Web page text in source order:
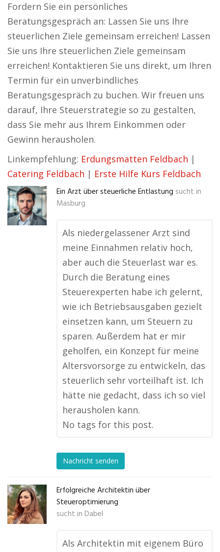
Fordern Sie ein persönliches
Beratungsgespräch an: Lassen Sie uns Ihre
steuerlichen Ziele gemeinsam erreichen! Lassen
Sie uns Ihre steuerlichen Ziele gemeinsam
erreichen! Kontaktieren Sie uns direkt, um Ihren
Termin für ein unverbindliches
Beratungsgespräch zu buchen. Wir freuen uns
darauf, Ihre Steuerstrategie so zu gestalten,
dass Sie mehr aus Ihrem Einkommen oder
Gewinn herausholen.
Linkempfehlung: Erdungsmatten Feldbach |
Catering Feldbach | Erste Hilfe Kurs Feldbach
Ein Arzt über steuerliche Entlastung sucht in
Masburg
Als niedergelassener Arzt sind
meine Einnahmen relativ hoch,
aber auch die Steuerlast war es.
Durch die Beratung eines
Steuerexperten habe ich gelernt,
wie ich Betriebsausgaben gezielt
einsetzen kann, um Steuern zu
sparen. Außerdem hat er mir
geholfen, ein Konzept für meine
Altersvorsorge zu entwickeln, das
steuerlich sehr vorteilhaft ist. Ich
hätte nie gedacht, dass ich so viel
herausholen kann.
No tags for this post.
Nachricht senden
Erfolgreiche Architektin über
Steueroptimierung
sucht in Dabel
Als Architektin mit eigenem Büro